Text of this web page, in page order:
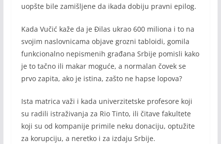
uopšte bile zamišljene da ikada dobiju pravni epilog.
Kada Vučić kaže da je Đilas ukrao 600 miliona i to na
svojim naslovnicama objave grozni tabloidi, gomila
funkcionalno nepismenih građana Srbije pomisli kako
je to tačno ili makar moguće, a normalan čovek se
prvo zapita, ako je istina, zašto ne hapse lopova?
Ista matrica važi i kada univerzitetske profesore koji
su radili istraživanja za Rio Tinto, ili čitave fakultete
koji su od kompanije primile neku donaciju, optužite
za korupciju, a neretko i za izdaju Srbije.